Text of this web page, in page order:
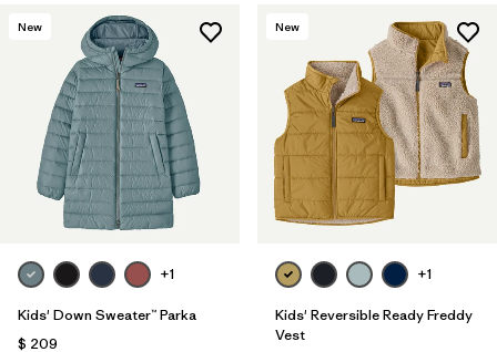
New
+1
Kids' Down Sweater™ Parka
$ 209
New
+1
Kids' Reversible Ready Freddy
Vest